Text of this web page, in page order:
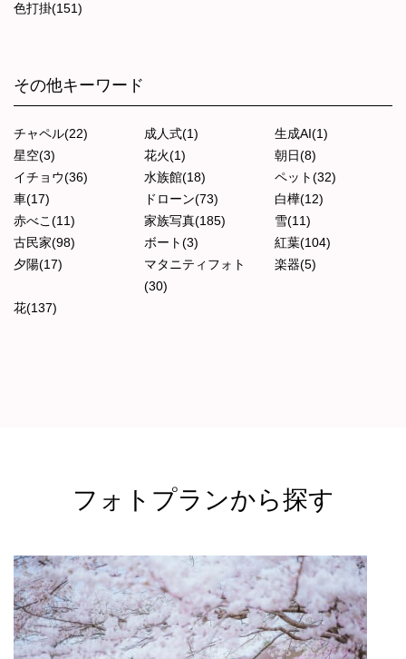
色打掛(151)
その他キーワード
チャペル(22) 成人式(1)
生成AI(1)
星空(3)
花火(1)
朝日(8)
イチョウ(36)
水族館(18)
ペット(32)
車(17)
ドローン(73)
白樺(12)
赤べこ(11)
家族写真(185)
雪(11)
古民家(98)
ボート(3)
紅葉(104)
夕陽(17)
マタニティフォト
(30)
楽器(5)
花(137)
フォトプランから探す